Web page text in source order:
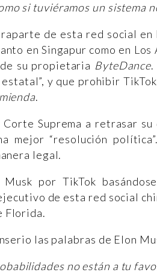
si tuviéramos un sistema
de esta red social en
en Singapur como en Los
su propietaria ByteDance.
estatal”, y que prohibir
.
Suprema a retrasar su
mejor “resolución
legal.
por TikTok
de esta red social
Florida.
las palabras de Elon
no están a tu